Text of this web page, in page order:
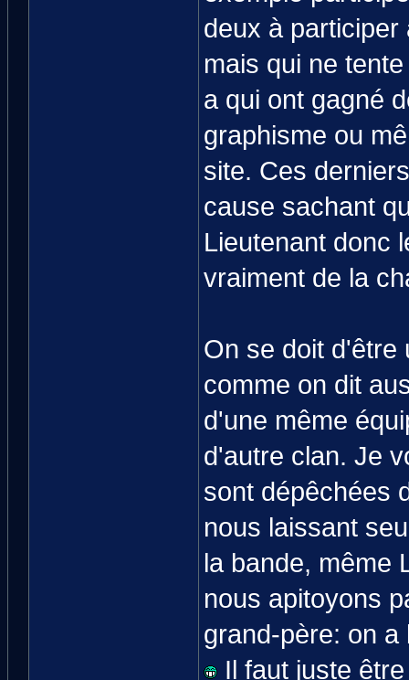
deux à
mais qui ne
a qui ont gagné
graphisme ou
site. Ces
cause sachant
Lieutenant donc
vraiment de la
On se doit d'être
comme on dit
d'une même
d'autre clan. Je
sont dépêchées
nous laissant
la bande, même
nous apitoyons
grand-père: on
Il faut juste